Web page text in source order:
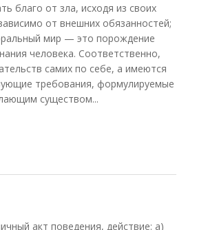
благо от зла, исходя из своих
от внешних обязанностей;
мир — это порождение
человека. Соответственно,
самих по себе, а имеются
требования, формулируемые
существом...
акт поведения, действие: а)